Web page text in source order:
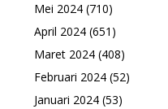
Mei 2024 (710)
April 2024 (651)
Maret 2024 (408)
Februari 2024 (52)
Januari 2024 (53)